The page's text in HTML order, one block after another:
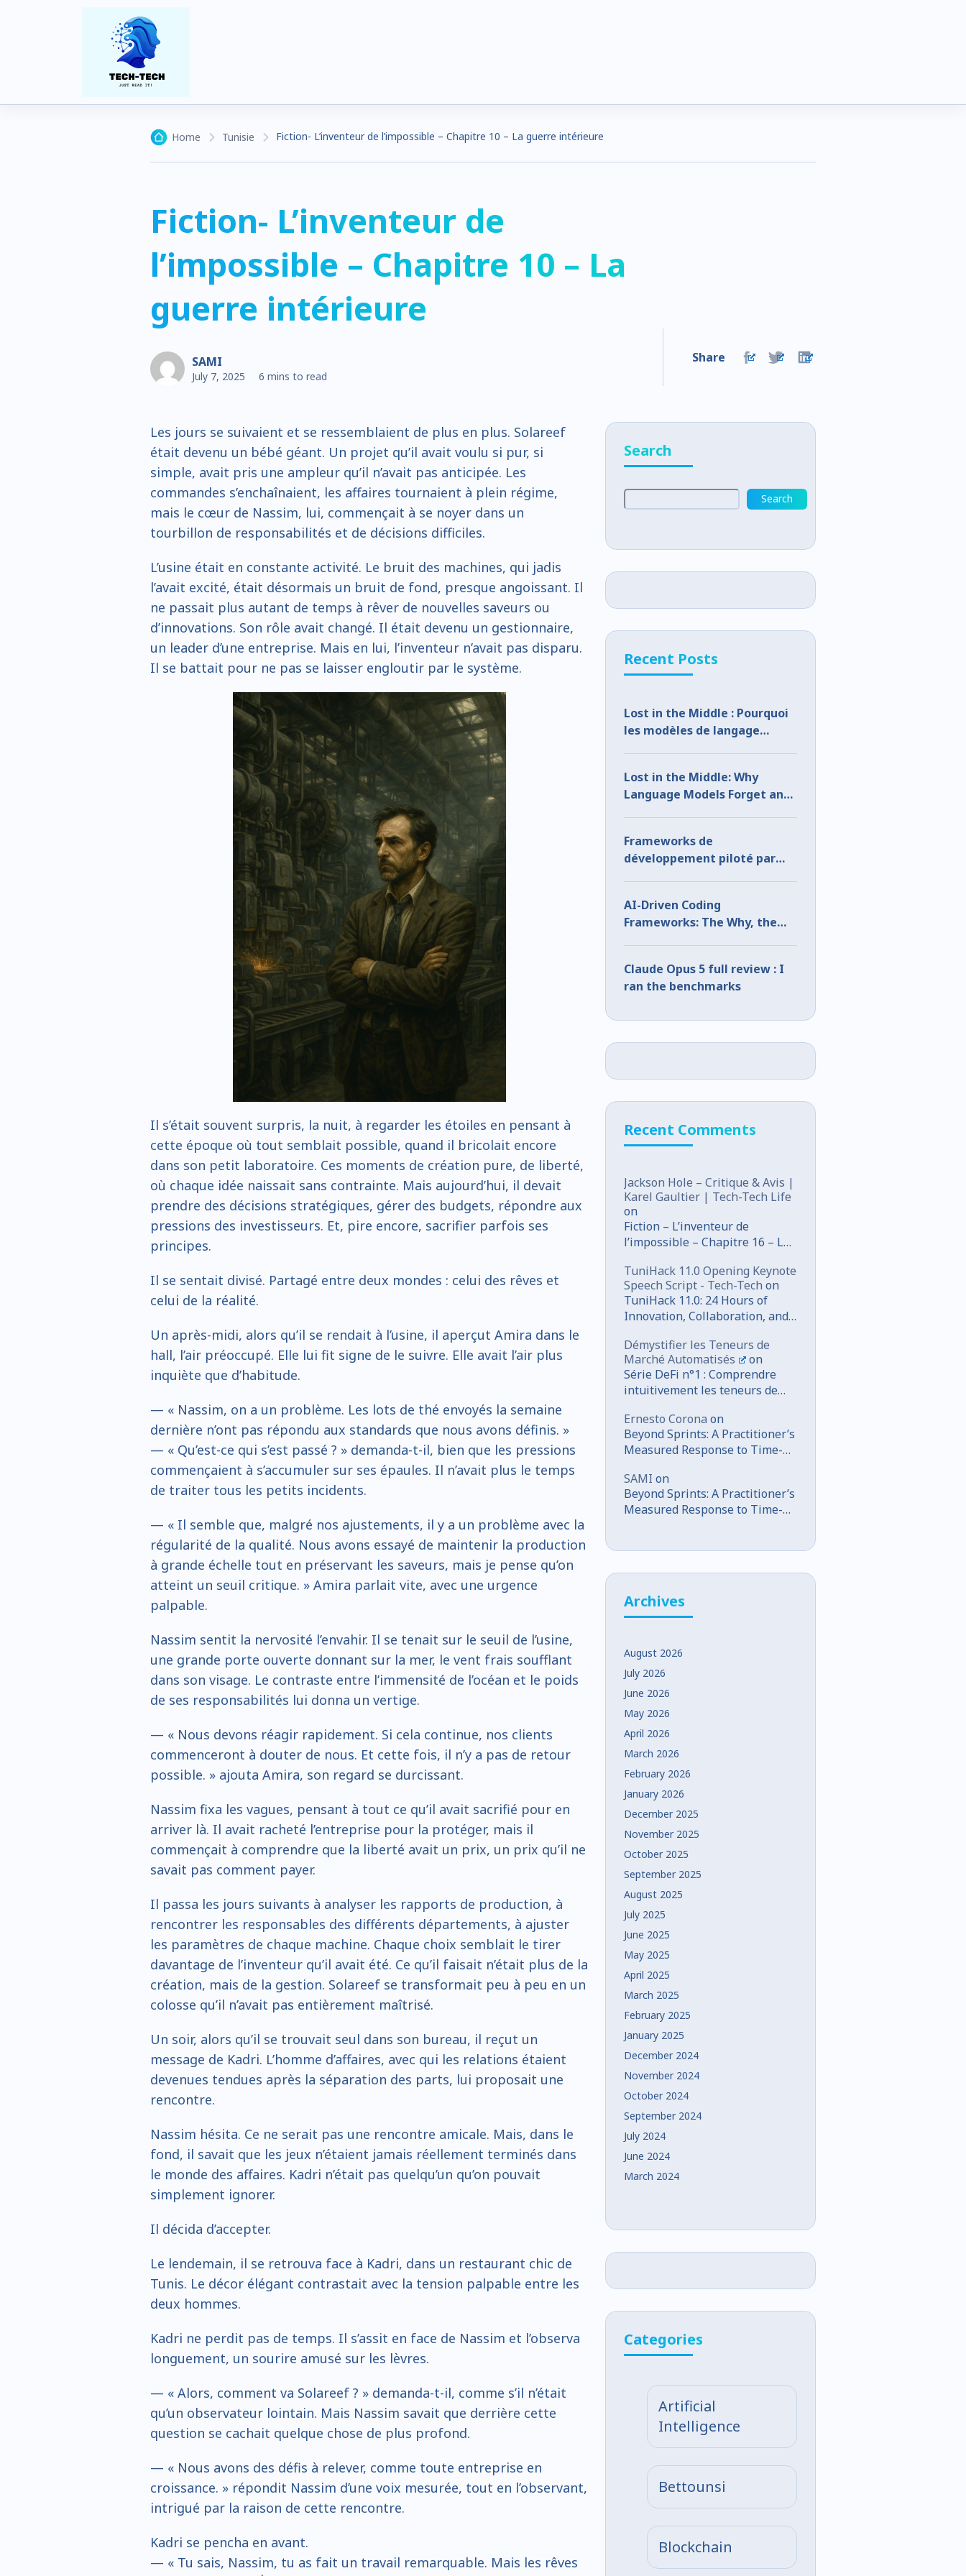
Home Tunisie Fiction- L’inventeur de l’impossible – Chapitre 10 – La guerre intérieure
Fiction- L’inventeur de
l’impossible – Chapitre 10 – La
guerre intérieure
SAMI
July 7, 2025 6 mins to read
Share
Les jours se suivaient et se ressemblaient de plus en plus. Solareef
était devenu un bébé géant. Un projet qu’il avait voulu si pur, si
simple, avait pris une ampleur qu’il n’avait pas anticipée. Les
commandes s’enchaînaient, les affaires tournaient à plein régime,
mais le cœur de Nassim, lui, commençait à se noyer dans un
tourbillon de responsabilités et de décisions difficiles.
L’usine était en constante activité. Le bruit des machines, qui jadis
l’avait excité, était désormais un bruit de fond, presque angoissant. Il
ne passait plus autant de temps à rêver de nouvelles saveurs ou
d’innovations. Son rôle avait changé. Il était devenu un gestionnaire,
un leader d’une entreprise. Mais en lui, l’inventeur n’avait pas disparu.
Il se battait pour ne pas se laisser engloutir par le système.
Il s’était souvent surpris, la nuit, à regarder les étoiles en pensant à
cette époque où tout semblait possible, quand il bricolait encore
dans son petit laboratoire. Ces moments de création pure, de liberté,
où chaque idée naissait sans contrainte. Mais aujourd’hui, il devait
prendre des décisions stratégiques, gérer des budgets, répondre aux
pressions des investisseurs. Et, pire encore, sacrifier parfois ses
principes.
Il se sentait divisé. Partagé entre deux mondes : celui des rêves et
celui de la réalité.
Un après-midi, alors qu’il se rendait à l’usine, il aperçut Amira dans le
hall, l’air préoccupé. Elle lui fit signe de le suivre. Elle avait l’air plus
inquiète que d’habitude.
— « Nassim, on a un problème. Les lots de thé envoyés la semaine
dernière n’ont pas répondu aux standards que nous avons définis. »
— « Qu’est-ce qui s’est passé ? » demanda-t-il, bien que les pressions
commençaient à s’accumuler sur ses épaules. Il n’avait plus le temps
de traiter tous les petits incidents.
— « Il semble que, malgré nos ajustements, il y a un problème avec la
régularité de la qualité. Nous avons essayé de maintenir la production
à grande échelle tout en préservant les saveurs, mais je pense qu’on
atteint un seuil critique. » Amira parlait vite, avec une urgence
palpable.
Nassim sentit la nervosité l’envahir. Il se tenait sur le seuil de l’usine,
une grande porte ouverte donnant sur la mer, le vent frais soufflant
dans son visage. Le contraste entre l’immensité de l’océan et le poids
de ses responsabilités lui donna un vertige.
— « Nous devons réagir rapidement. Si cela continue, nos clients
commenceront à douter de nous. Et cette fois, il n’y a pas de retour
possible. » ajouta Amira, son regard se durcissant.
Nassim fixa les vagues, pensant à tout ce qu’il avait sacrifié pour en
arriver là. Il avait racheté l’entreprise pour la protéger, mais il
commençait à comprendre que la liberté avait un prix, un prix qu’il ne
savait pas comment payer.
Il passa les jours suivants à analyser les rapports de production, à
rencontrer les responsables des différents départements, à ajuster
les paramètres de chaque machine. Chaque choix semblait le tirer
davantage de l’inventeur qu’il avait été. Ce qu’il faisait n’était plus de la
création, mais de la gestion. Solareef se transformait peu à peu en un
colosse qu’il n’avait pas entièrement maîtrisé.
Un soir, alors qu’il se trouvait seul dans son bureau, il reçut un
message de Kadri. L’homme d’affaires, avec qui les relations étaient
devenues tendues après la séparation des parts, lui proposait une
rencontre.
Nassim hésita. Ce ne serait pas une rencontre amicale. Mais, dans le
fond, il savait que les jeux n’étaient jamais réellement terminés dans
le monde des affaires. Kadri n’était pas quelqu’un qu’on pouvait
simplement ignorer.
Il décida d’accepter.
Le lendemain, il se retrouva face à Kadri, dans un restaurant chic de
Tunis. Le décor élégant contrastait avec la tension palpable entre les
deux hommes.
Kadri ne perdit pas de temps. Il s’assit en face de Nassim et l’observa
longuement, un sourire amusé sur les lèvres.
— « Alors, comment va Solareef ? » demanda-t-il, comme s’il n’était
qu’un observateur lointain. Mais Nassim savait que derrière cette
question se cachait quelque chose de plus profond.
— « Nous avons des défis à relever, comme toute entreprise en
croissance. » répondit Nassim d’une voix mesurée, tout en l’observant,
intrigué par la raison de cette rencontre.
Kadri se pencha en avant.
— « Tu sais, Nassim, tu as fait un travail remarquable. Mais les rêves
Search
Search
Recent Posts
Lost in the Middle : Pourquoi
les modèles de langage
Lost in the Middle: Why
Language Models Forget and
Frameworks de
développement piloté par
AI-Driven Coding
Frameworks: The Why, the
Claude Opus 5 full review : I
ran the benchmarks
Recent Comments
Jackson Hole – Critique & Avis |
Karel Gaultier | Tech-Tech Life
on
Fiction – L’inventeur de
l’impossible – Chapitre 16 – Le
TuniHack 11.0 Opening Keynote
Speech Script - Tech-Tech on
TuniHack 11.0: 24 Hours of
Innovation, Collaboration, and
Démystifier les Teneurs de
Marché Automatisés
on
Série DeFi n°1 : Comprendre
intuitivement les teneurs de
Ernesto Corona on
Beyond Sprints: A Practitioner’s
Measured Response to Time-
Development
SAMI on
Beyond Sprints: A Practitioner’s
Measured Response to Time-
Archives
August 2026
July 2026
June 2026
May 2026
April 2026
March 2026
February 2026
January 2026
December 2025
November 2025
October 2025
September 2025
August 2025
July 2025
June 2025
May 2025
April 2025
March 2025
February 2025
January 2025
December 2024
November 2024
October 2024
September 2024
July 2024
June 2024
March 2024
Categories
Artificial
Intelligence
Bettounsi
Blockchain